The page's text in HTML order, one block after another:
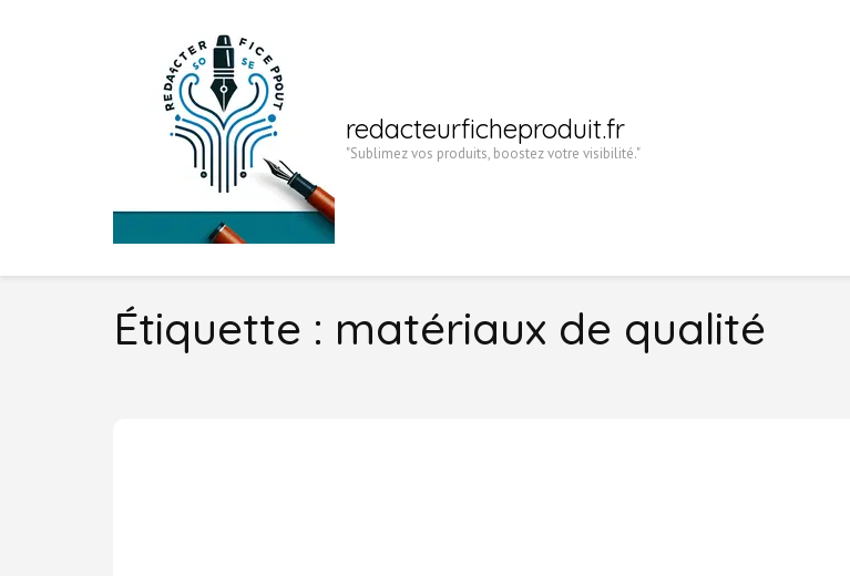
redacteurficheproduit.fr
"Sublimez vos produits, boostez votre visibilité."
Étiquette : matériaux de qualité